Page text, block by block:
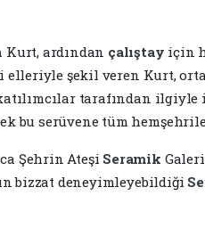
Kurt, ardından çalıştay için
elleriyle şekil veren Kurt,
tarafından
bu serüvene tüm
Şehrin Ateşi Seramik
bizzat deneyimleyebildiği